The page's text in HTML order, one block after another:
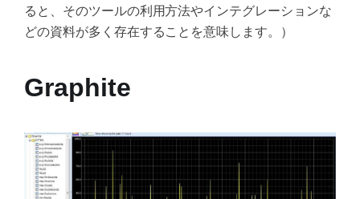
ると、そのツールの利用方法やインテグレーションな
どの資料が多く存在することを意味します。）
Graphite